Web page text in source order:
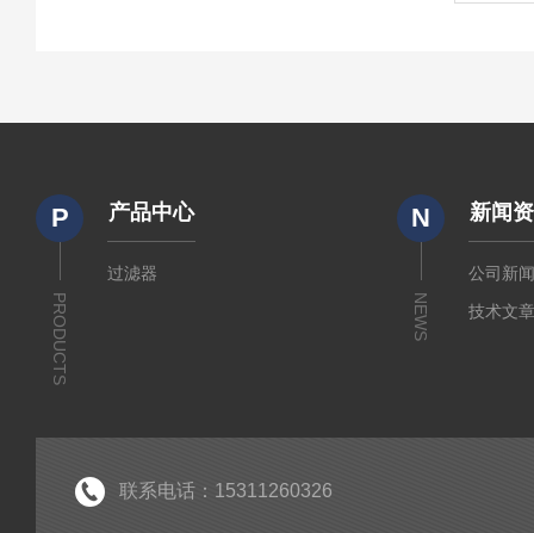
P
PRODUCTS
产品中心
过滤器
N
NEWS
新闻
公司新
技术文
联系电话：15311260326